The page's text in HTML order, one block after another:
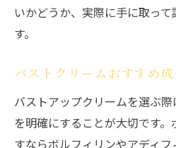
いかどうか、実際に手に取っ
す。
バストクリームおすすめ
バストアップクリームを選ぶ際
を明確にすることが大切です
すならボルフィリンやアディ